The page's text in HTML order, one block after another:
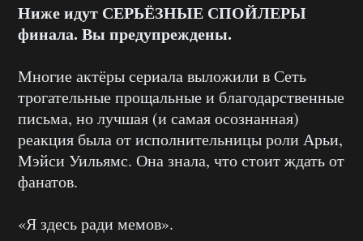
Ниже идут СЕРЬЁЗНЫЕ СПОЙЛЕРЫ
финала. Вы предупреждены.
Многие актёры сериала выложили в Сеть
трогательные прощальные и благодарственные
письма, но лучшая (и самая осознанная)
реакция была от исполнительницы роли Арьи,
Мэйси Уильямс. Она знала, что стоит ждать от
фанатов.
«Я здесь ради мемов».